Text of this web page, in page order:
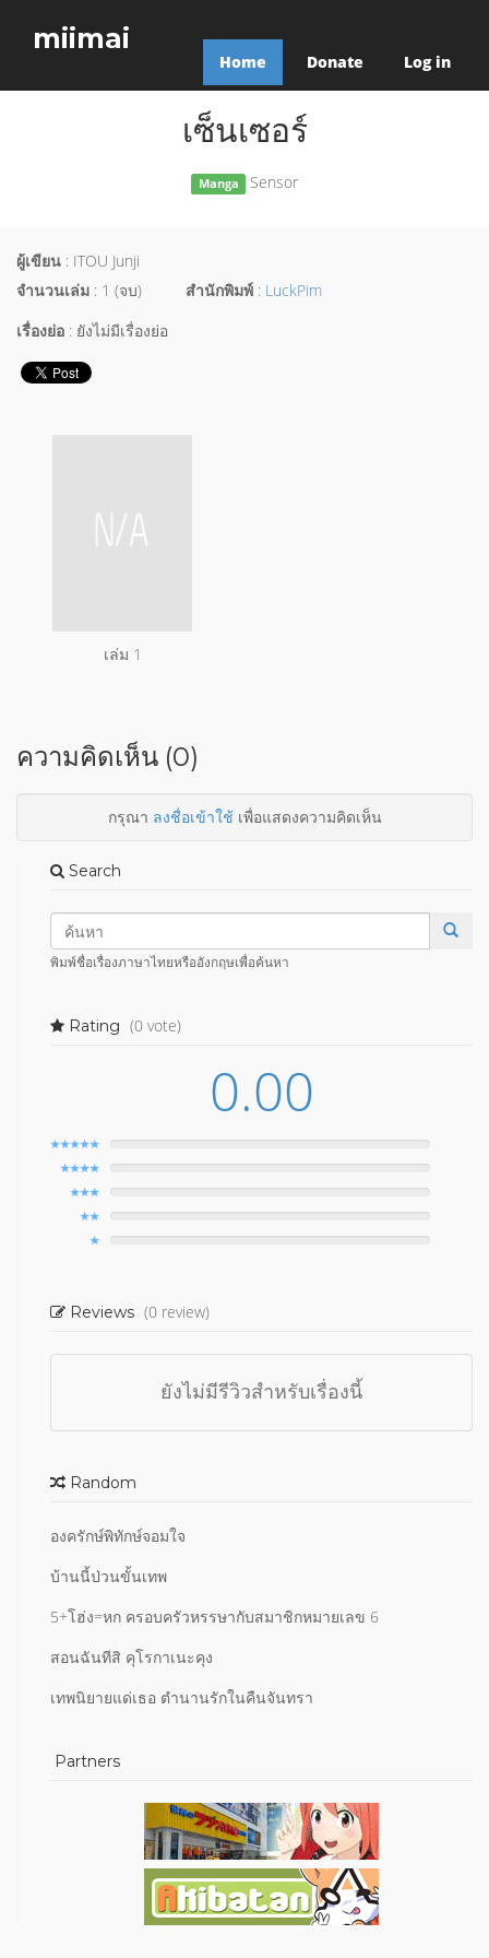
miimai
Home Donate Log in
เซ็นเซอร์
Manga Sensor
ผู้เขียน : ITOU Junji
จำนวนเล่ม : 1 (จบ) สำนักพิมพ์ : LuckPim
เรื่องย่อ : ยังไม่มีเรื่องย่อ
เล่ม 1
ความคิดเห็น (0)
กรุณา ลงชื่อเข้าใช้เพื่อแสดงความคิดเห็น
Search
พิมพ์ชื่อเรื่องภาษาไทยหรืออังกฤษเพื่อค้นหา
Rating (0 vote)
0.00
Reviews (0 review)
ยังไม่มีรีวิวสำหรับเรื่องนี้
Random
องครักษ์พิทักษ์จอมใจ
บ้านนี้ป่วนขั้นเทพ
5+โฮ่ง=หก ครอบครัวหรรษากับสมาชิกหมายเลข 6
สอนฉันทีสิ คุโรกาเนะคุง
เทพนิยายแด่เธอ ตำนานรักในคืนจันทรา
Partners